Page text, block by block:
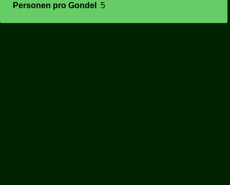
Personen pro Gondel
5